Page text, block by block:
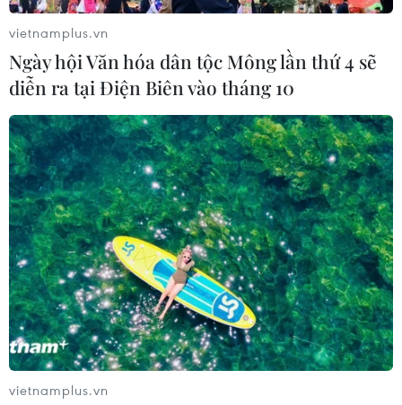
vietnamplus.vn
Ngày hội Văn hóa dân tộc Mông lần thứ 4 sẽ
diễn ra tại Điện Biên vào tháng 10
vietnamplus.vn